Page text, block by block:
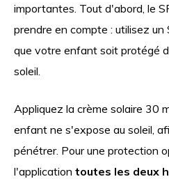
importantes. Tout d'abord, le
prendre en compte : utilisez un
que votre enfant soit protégé
soleil.
Appliquez la crème solaire 30
enfant ne s'expose au soleil,
pénétrer. Pour une protection
l'application toutes les deux